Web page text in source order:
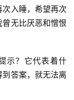
入睡，希望再次
无比厌恶和憎恨
示？它代表着什
答案，就无法离